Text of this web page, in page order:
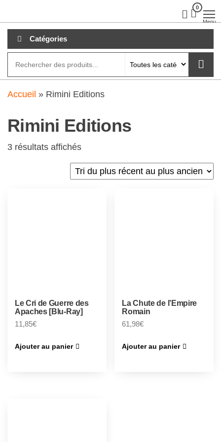
au
contenu
0
Menu
Catégories
Accueil » Rimini Editions
Rimini Editions
3 résultats affichés
Le Cri de Guerre des
Apaches [Blu-Ray]
11,85€
Ajouter au panier
La Chute de l’Empire
Romain
61,98€
Ajouter au panier